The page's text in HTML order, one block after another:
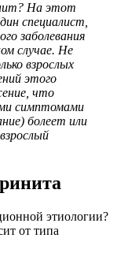
На этот
специалист,
заболевания
случае. Не
взрослых
этого
что
симптомами
болеет или
этиологии?
от типа